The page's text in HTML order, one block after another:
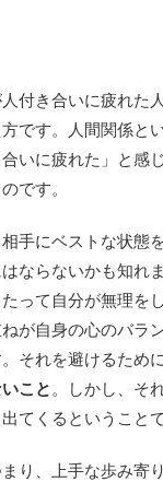
付き合いに疲れた
です。人間関係と
いに疲れた」と感
です。
手にベストな状態
ならないかも知れ
って自分が無理を
が自身の心のバラ
それを避けるため
こと 。しかし、そ
てくるということで
り、上手な歩み寄